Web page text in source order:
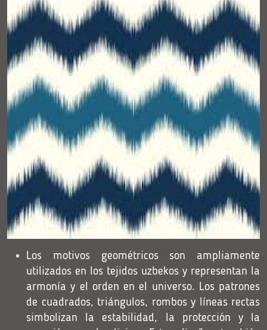
Los motivos geométricos son ampliamente
utilizados en los tejidos uzbekos y representan la
armonía y el orden en el universo. Los patrones
de cuadrados, triángulos, rombos y líneas rectas
simbolizan la estabilidad, la protección y la